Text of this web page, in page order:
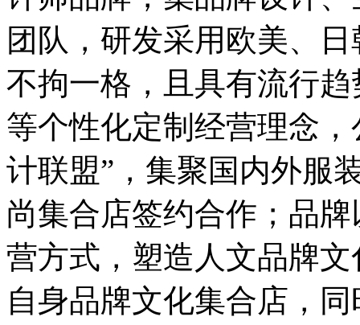
团队，研发采用欧美、
不拘一格，且具有流行
等个性化定制经营理念
计联盟”，集聚国内外服
尚集合店签约合作；品
营方式，塑造人文品牌
自身品牌文化集合店，